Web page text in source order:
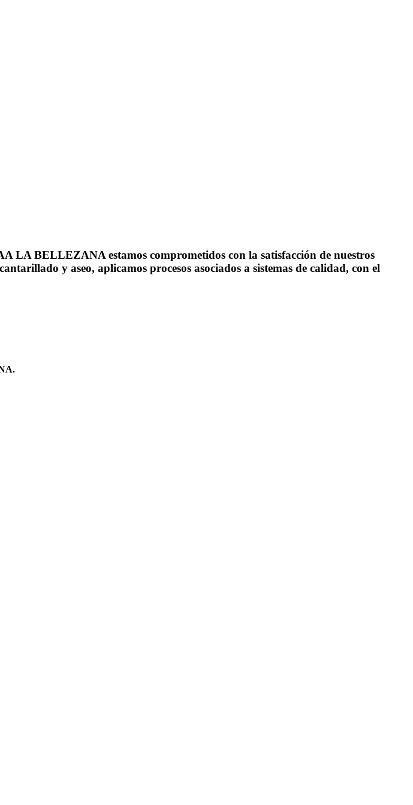
BELLEZANA estamos comprometidos con la satisfacción de nuestros
y aseo, aplicamos procesos asociados a sistemas de calidad, con el